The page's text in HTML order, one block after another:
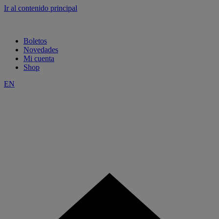
Ir al contenido principal
Boletos
Novedades
Mi cuenta
Shop
EN